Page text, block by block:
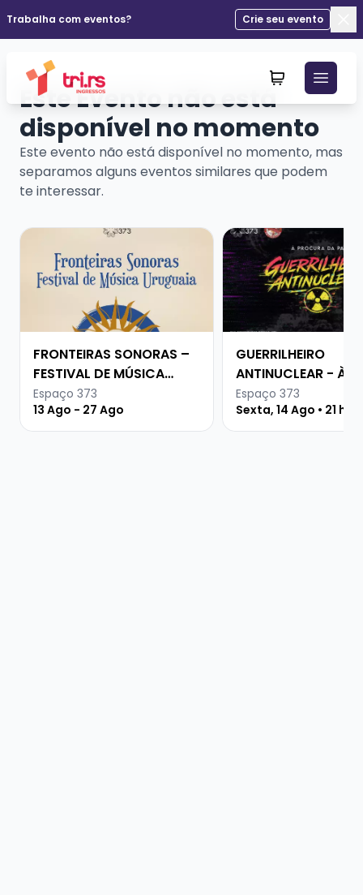
Trabalha com eventos?
Crie seu evento
Este Evento não está
disponível no momento
Este evento não está disponível no momento, mas
separamos alguns eventos similares que podem
te interessar.
Veja mais sobre FRONTEIRAS SONORAS – FESTIVAL
FRONTEIRAS SONORAS –
FESTIVAL DE MÚSICA
URUGUAIA
Espaço 373
13 Ago - 27 Ago
Veja mais sobre
GUERRILHEIRO
ANTINUCLEAR - À
PROCURA DA PAZ
Espaço 373
Sexta, 14 Ago • 21